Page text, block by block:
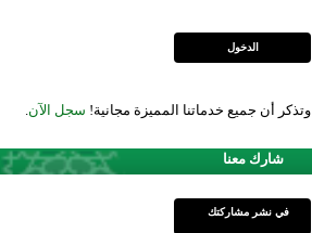
وتذكر أن جميع خدماتنا المميزة مجانية! سجل الآن
شارك معنا
في نشر مشاركتك